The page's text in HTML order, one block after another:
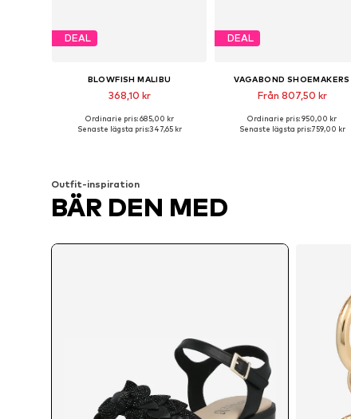
DEAL
BLOWFISH MALIBU
368,10 kr
Ordinarie pris: 685,00 kr
Senaste lägsta pris:347,65 kr
DEAL
VAGABOND SHOEMAKERS
Från 807,50 kr
Ordinarie pris: 950,00 kr
Senaste lägsta pris:759,00 kr
Outfit-inspiration
BÄR DEN MED